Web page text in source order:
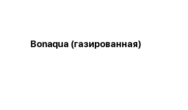
Bonaqua (газированная)